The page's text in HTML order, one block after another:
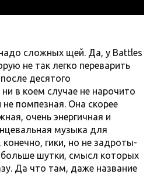
сложных щей. Да, у Battles
не так легко переварить
десятого
в коем случае не нарочито
помпезная. Она скорее
очень энергичная и
музыка для
гики, но не задроты-
больше шутки, смысл которых
Да что там, даже название